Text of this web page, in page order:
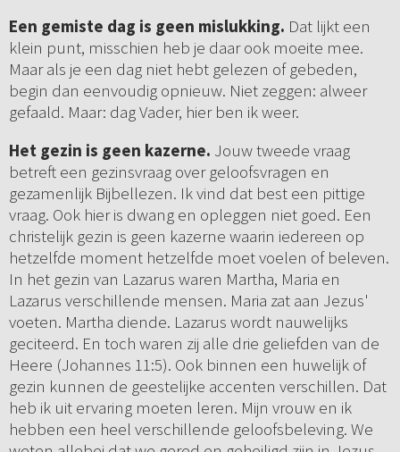
Een gemiste dag is geen mislukking. Dat lijkt een
klein punt, misschien heb je daar ook moeite mee.
Maar als je een dag niet hebt gelezen of gebeden,
begin dan eenvoudig opnieuw. Niet zeggen: alweer
gefaald. Maar: dag Vader, hier ben ik weer.
Het gezin is geen kazerne. Jouw tweede vraag
betreft een gezinsvraag over geloofsvragen en
gezamenlijk Bijbellezen. Ik vind dat best een pittige
vraag. Ook hier is dwang en opleggen niet goed. Een
christelijk gezin is geen kazerne waarin iedereen op
hetzelfde moment hetzelfde moet voelen of beleven.
In het gezin van Lazarus waren Martha, Maria en
Lazarus verschillende mensen. Maria zat aan Jezus'
voeten. Martha diende. Lazarus wordt nauwelijks
geciteerd. En toch waren zij alle drie geliefden van de
Heere (Johannes 11:5). Ook binnen een huwelijk of
gezin kunnen de geestelijke accenten verschillen. Dat
heb ik uit ervaring moeten leren. Mijn vrouw en ik
hebben een heel verschillende geloofsbeleving. We